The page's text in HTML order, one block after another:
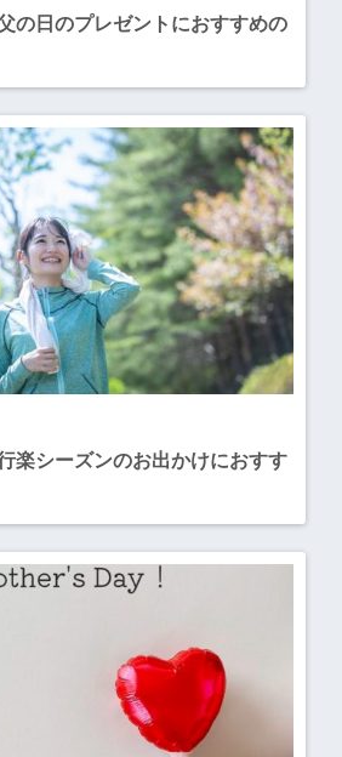
の日のプレゼントにおすすめの
楽シーズンのお出かけにおすす